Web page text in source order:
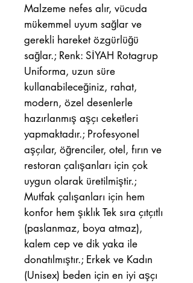
Malzeme nefes alır, vücuda
mükemmel uyum sağlar ve
gerekli hareket özgürlüğü
sağlar.; Renk: SİYAH Rotagrup
Uniforma, uzun süre
kullanabileceğiniz, rahat,
modern, özel desenlerle
hazırlanmış aşçı ceketleri
yapmaktadır.; Profesyonel
aşçılar, öğrenciler, otel, fırın ve
restoran çalışanları için çok
uygun olarak üretilmiştir.;
Mutfak çalışanları için hem
konfor hem şıklık Tek sıra çıtçıtlı
(paslanmaz, boya atmaz),
kalem cep ve dik yaka ile
donatılmıştır.; Erkek ve Kadın
(Unisex) beden için en iyi aşçı